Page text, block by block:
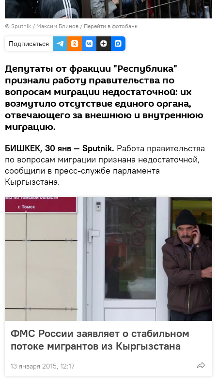
© Sputnik / Максим Блинов / Перейти в фотобанк
Подписаться
Депутаты от фракции "Республика"
признали работу правительства по
вопросам миграции недостаточной: их
возмутило отсутствие единого органа,
отвечающего за внешнюю и внутреннюю
миграцию.
БИШКЕК, 30 янв — Sputnik. Работа правительства
по вопросам миграции признана недостаточной,
сообщили в пресс-службе парламента
Кыргызстана.
ФМС России заявляет о стабильном
потоке мигрантов из Кыргызстана
13 января 2015, 12:17